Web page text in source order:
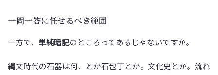
一問一答に任せるべき範囲
一方で、 単純暗記のところってあるじゃないですか。
縄文時代の石器は何、とか石包丁とか。文化史とか。流れ